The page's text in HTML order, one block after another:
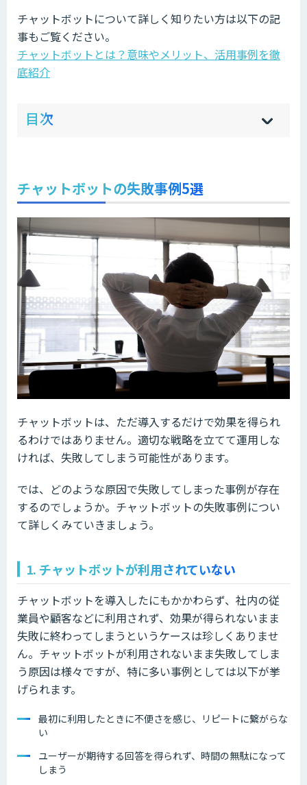
チャットボットについて詳しく知りたい方は以下の記
事もご覧ください。
チャットボットとは？意味やメリット、活用事例を徹
底紹介
目次 hi
]
sh
]
チャットボットの失敗事例5選
チャットボットは、ただ導入するだけで効果を得られ
るわけではありません。適切な戦略を立てて運用しな
ければ、失敗してしまう可能性があります。
では、どのような原因で失敗してしまった事例が存在
するのでしょうか。チャットボットの失敗事例につい
て詳しくみていきましょう。
1. チャットボットが利用されていない
チャットボットを導入したにもかかわらず、社内の従
業員や顧客などに利用されず、効果が得られないまま
失敗に終わってしまうというケースは珍しくありませ
ん。チャットボットが利用されないまま失敗してしま
う原因は様々ですが、特に多い事例としては以下が挙
げられます。
最初に利用したときに不便さを感じ、リピートに繋がらな
い
ユーザーが期待する回答を得られず、時間の無駄になって
しまう